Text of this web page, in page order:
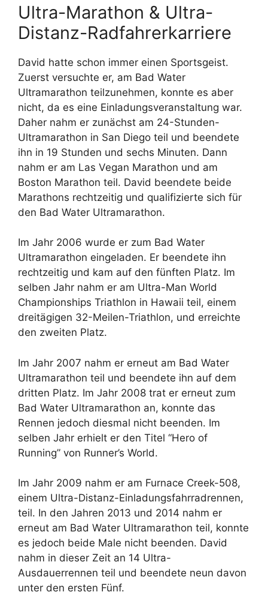
Ultra-Marathon & Ultra-
Distanz-Radfahrerkarriere
David hatte schon immer einen Sportsgeist.
Zuerst versuchte er, am Bad Water
Ultramarathon teilzunehmen, konnte es aber
nicht, da es eine Einladungsveranstaltung war.
Daher nahm er zunächst am 24-Stunden-
Ultramarathon in San Diego teil und beendete
ihn in 19 Stunden und sechs Minuten. Dann
nahm er am Las Vegan Marathon und am
Boston Marathon teil. David beendete beide
Marathons rechtzeitig und qualifizierte sich für
den Bad Water Ultramarathon.
Im Jahr 2006 wurde er zum Bad Water
Ultramarathon eingeladen. Er beendete ihn
rechtzeitig und kam auf den fünften Platz. Im
selben Jahr nahm er am Ultra-Man World
Championships Triathlon in Hawaii teil, einem
dreitägigen 32-Meilen-Triathlon, und erreichte
den zweiten Platz.
Im Jahr 2007 nahm er erneut am Bad Water
Ultramarathon teil und beendete ihn auf dem
dritten Platz. Im Jahr 2008 trat er erneut zum
Bad Water Ultramarathon an, konnte das
Rennen jedoch diesmal nicht beenden. Im
selben Jahr erhielt er den Titel “Hero of
Running” von Runner’s World.
Im Jahr 2009 nahm er am Furnace Creek-508,
einem Ultra-Distanz-Einladungsfahrradrennen,
teil. In den Jahren 2013 und 2014 nahm er
erneut am Bad Water Ultramarathon teil, konnte
es jedoch beide Male nicht beenden. David
nahm in dieser Zeit an 14 Ultra-
Ausdauerrennen teil und beendete neun davon
unter den ersten Fünf.